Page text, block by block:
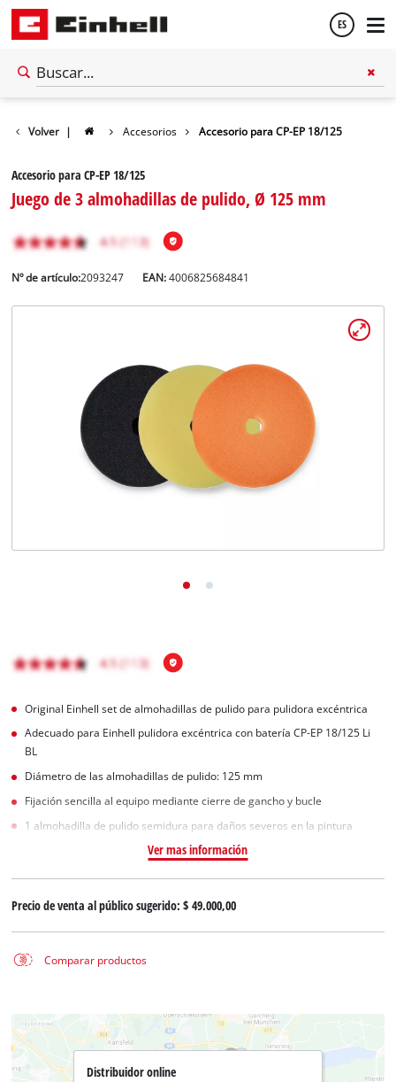
ES
Volver | Accesorios Accesorio para CP-EP 18/125
Accesorio para CP-EP 18/125
Juego de 3 almohadillas de pulido, Ø 125 mm
Nº de artículo:2093247 EAN:4006825684841
Original Einhell set de almohadillas de pulido para pulidora excéntrica
Adecuado para Einhell pulidora excéntrica con batería CP-EP 18/125 Li
BL
Diámetro de las almohadillas de pulido: 125 mm
Fijación sencilla al equipo mediante cierre de gancho y bucle
1 almohadilla de pulido semidura para daños severos en la pintura
Ver mas información
Precio de venta al público sugerido:$ 49.000,00
Comparar productos
Distribuidor online